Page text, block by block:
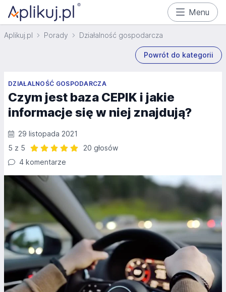
Menu
Aplikuj.pl Porady Działalność gospodarcza
Powrót do kategorii
DZIAŁALNOŚĆ GOSPODARCZA
Czym jest baza CEPIK i jakie
informacje się w niej znajdują?
29 listopada 2021
5 z 5
20 głosów
4 komentarze